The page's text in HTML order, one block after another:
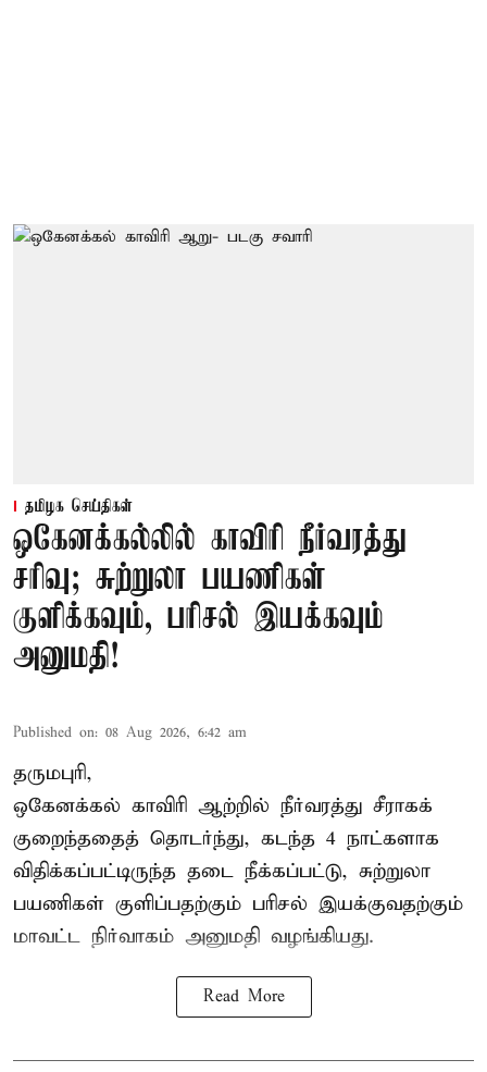
தமிழக செய்திகள்
ஒகேனக்கல்லில் காவிரி நீர்வரத்து
சரிவு; சுற்றுலா பயணிகள்
குளிக்கவும், பரிசல் இயக்கவும்
அனுமதி!
Published on: 08 Aug 2026, 6:42 am
தருமபுரி,
ஒகேனக்கல் காவிரி ஆற்றில் நீர்வரத்து சீராகக்
குறைந்ததைத் தொடர்ந்து, கடந்த 4 நாட்களாக
விதிக்கப்பட்டிருந்த தடை நீக்கப்பட்டு, சுற்றுலா
பயணிகள் குளிப்பதற்கும் பரிசல் இயக்குவதற்கும்
மாவட்ட நிர்வாகம் அனுமதி வழங்கியது.
Read More